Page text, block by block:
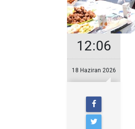
12:06
18 Haziran 2026